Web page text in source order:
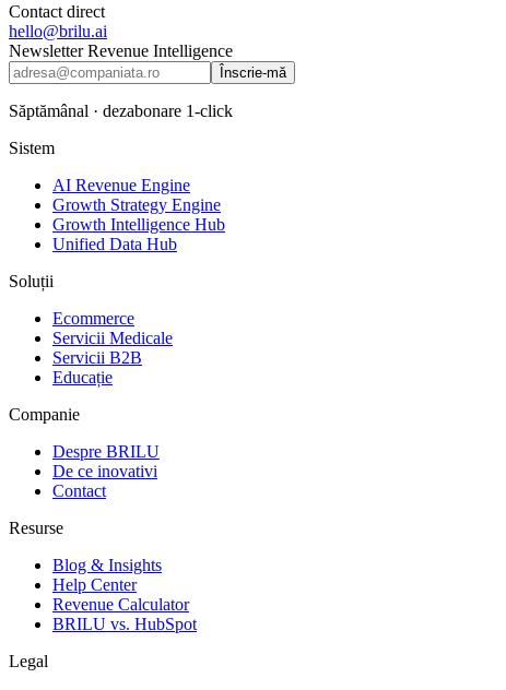
Contact direct
hello@brilu.ai
Newsletter Revenue Intelligence
Înscrie-mă
Săptămânal · dezabonare 1-click
Sistem
AI Revenue Engine
Growth Strategy Engine
Growth Intelligence Hub
Unified Data Hub
Soluții
Ecommerce
Servicii Medicale
Servicii B2B
Educație
Companie
Despre BRILU
De ce inovativi
Contact
Resurse
Blog & Insights
Help Center
Revenue Calculator
BRILU vs. HubSpot
Legal